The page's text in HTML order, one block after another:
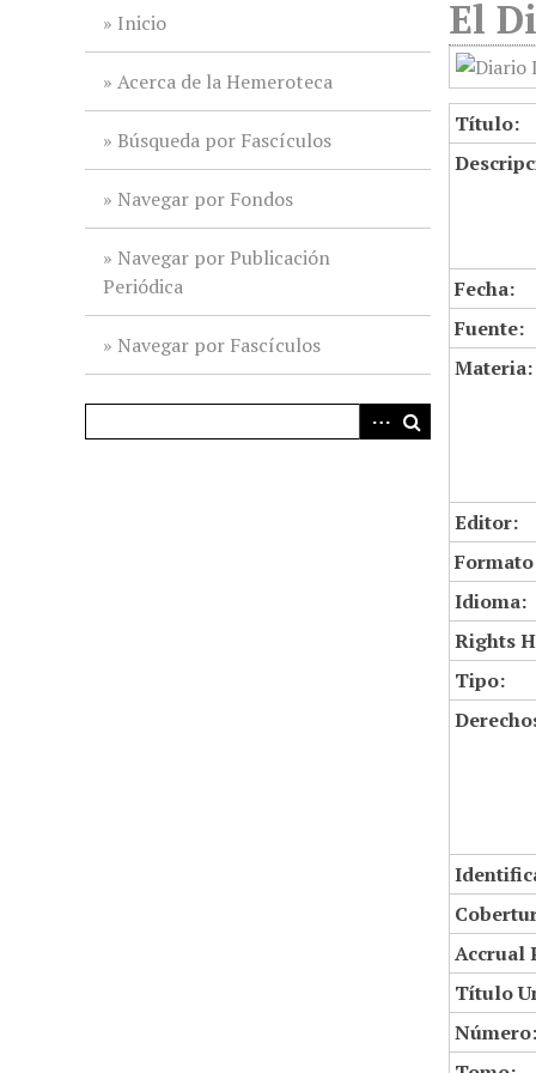
Inicio
Acerca de la Hemeroteca
Búsqueda por Fascículos
Navegar por Fondos
Navegar por Publicación
Periódica
Navegar por Fascículos
El
Título:
Fecha:
Fuente:
Materia:
Editor:
Idioma:
Rights
Tipo:
Accrual
Título
Número: